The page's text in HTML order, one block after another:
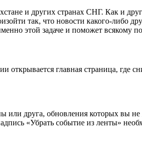
и других странах СНГ. Как и
так, что новости какого-либо
этой задаче и поможет всякому
открывается главная страница,
или друга, обновления которых вы
«Убрать событие из ленты»